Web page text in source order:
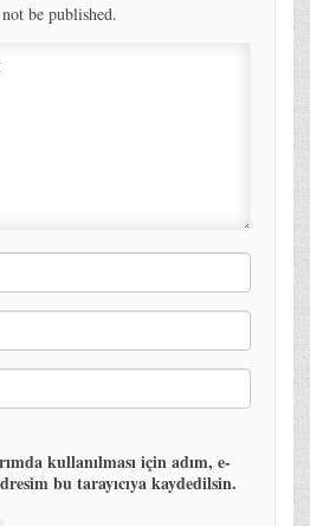
be published.
kullanılması için adım, e-
bu tarayıcıya kaydedilsin.